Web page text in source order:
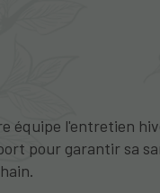
équipe l'entretien
pour garantir sa